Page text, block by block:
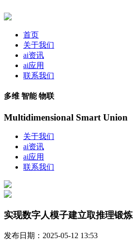
首页
关于我们
ai资讯
ai应用
联系我们
多维 智能 物联
Multidimensional Smart Union
关于我们
ai资讯
ai应用
联系我们
实现数字人模子建立取推理锻炼
发布日期：2025-05-12 13:53